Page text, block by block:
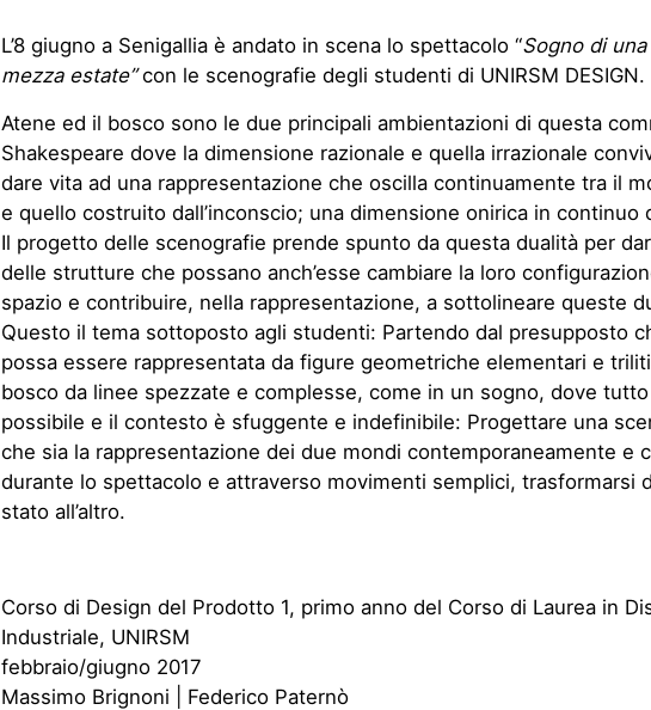
L’8 giugno a Senigallia è andato in scena lo spettacolo “Sogno di
mezza estate”con le scenografie degli studenti di UNIRSM DESIGN.
Atene ed il bosco sono le due principali ambientazioni di questa
Shakespeare dove la dimensione razionale e quella irrazionale
dare vita ad una rappresentazione che oscilla continuamente tra il
e quello costruito dall’inconscio; una dimensione onirica in continuo
Il progetto delle scenografie prende spunto da questa dualità per
delle strutture che possano anch’esse cambiare la loro
spazio e contribuire, nella rappresentazione, a sottolineare queste
Questo il tema sottoposto agli studenti: Partendo dal presupposto
possa essere rappresentata da figure geometriche elementari e
bosco da linee spezzate e complesse, come in un sogno, dove
possibile e il contesto è sfuggente e indefinibile: Progettare una
che sia la rappresentazione dei due mondi contemporaneamente e
durante lo spettacolo e attraverso movimenti semplici, trasformarsi
stato all’altro.
Corso di Design del Prodotto 1, primo anno del Corso di Laurea in
Industriale, UNIRSM
febbraio/giugno 2017
Massimo Brignoni | Federico Paternò